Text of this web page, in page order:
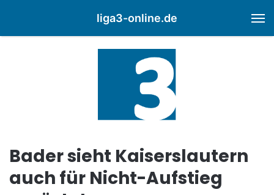
liga3-online.de
Bader sieht Kaiserslautern
auch für Nicht-Aufstieg